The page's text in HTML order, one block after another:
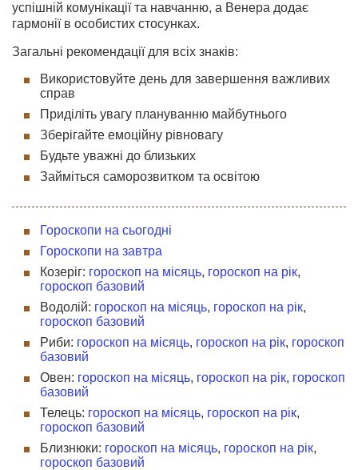
успішній комунікації та навчанню, а Венера додає
гармонії в особистих стосунках.
Загальні рекомендації для всіх знаків:
Використовуйте день для завершення важливих
справ
Приділіть увагу плануванню майбутнього
Зберігайте емоційну рівновагу
Будьте уважні до близьких
Займіться саморозвитком та освітою
Гороскопи на сьогодні
Гороскопи на завтра
Козеріг: гороскоп на місяць, гороскоп на рік,
гороскоп базовий
Водолій: гороскоп на місяць, гороскоп на рік,
гороскоп базовий
Риби: гороскоп на місяць, гороскоп на рік, гороскоп
базовий
Овен: гороскоп на місяць, гороскоп на рік, гороскоп
базовий
Телець: гороскоп на місяць, гороскоп на рік,
гороскоп базовий
Близнюки: гороскоп на місяць, гороскоп на рік,
гороскоп базовий